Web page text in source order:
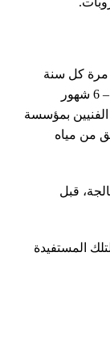
مرة كل سنة
الفنيين بمؤسسة
من مياه
قبل
المستفيدة